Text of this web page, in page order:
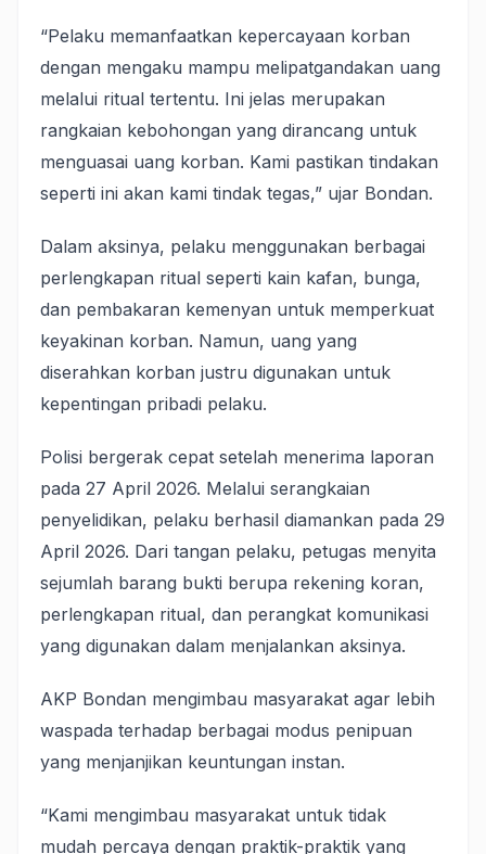
“Pelaku memanfaatkan kepercayaan korban
dengan mengaku mampu melipatgandakan uang
melalui ritual tertentu. Ini jelas merupakan
rangkaian kebohongan yang dirancang untuk
menguasai uang korban. Kami pastikan tindakan
seperti ini akan kami tindak tegas,” ujar Bondan.
Dalam aksinya, pelaku menggunakan berbagai
perlengkapan ritual seperti kain kafan, bunga,
dan pembakaran kemenyan untuk memperkuat
keyakinan korban. Namun, uang yang
diserahkan korban justru digunakan untuk
kepentingan pribadi pelaku.
Polisi bergerak cepat setelah menerima laporan
pada 27 April 2026. Melalui serangkaian
penyelidikan, pelaku berhasil diamankan pada 29
April 2026. Dari tangan pelaku, petugas menyita
sejumlah barang bukti berupa rekening koran,
perlengkapan ritual, dan perangkat komunikasi
yang digunakan dalam menjalankan aksinya.
AKP Bondan mengimbau masyarakat agar lebih
waspada terhadap berbagai modus penipuan
yang menjanjikan keuntungan instan.
“Kami mengimbau masyarakat untuk tidak
mudah percaya dengan praktik-praktik yang